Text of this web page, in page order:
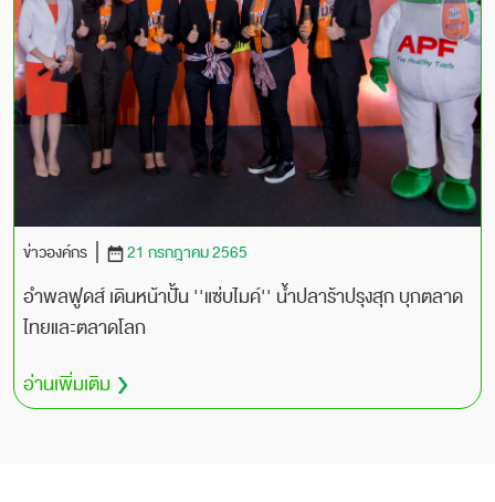
ข่าวองค์กร 21 กรกฎาคม 2565
อำพลฟูดส์ เดินหน้าปั้น ''แซ่บไมค์'' น้ำปลาร้าปรุงสุก บุกตลาด
ไทยและตลาดโลก
อ่านเพิ่มเติม